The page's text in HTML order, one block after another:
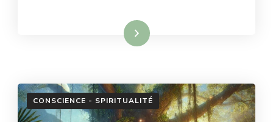
Lire la suite
CONSCIENCE - SPIRITUALITÉ